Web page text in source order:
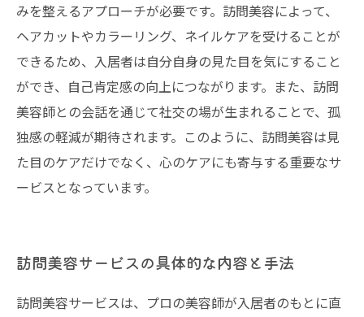
みを整えるアプローチが必要です。訪問美容によって、
ヘアカットやカラーリング、ネイルケアを受けることが
できるため、入居者は自分自身の見た目を気にすること
ができ、自己肯定感の向上につながります。また、訪問
美容師との会話を通じて社交の場が生まれることで、孤
独感の軽減が期待されます。このように、訪問美容は見
た目のケアだけでなく、心のケアにも寄与する重要なサ
ービスとなっています。
訪問美容サービスの具体的な内容と手法
訪問美容サービスは、プロの美容師が入居者のもとに直